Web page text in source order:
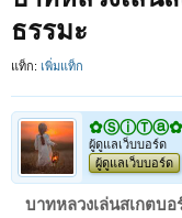
ธรรมะ
แท็ก: เพิ่มแท็ก
✿ⓈⓘⓉⓐ✿
ผู้ดูแลเว็บบอร์ด
ผู้ดูแลเว็บบอร์ด
บาทหลวงเล่นสเกตบ